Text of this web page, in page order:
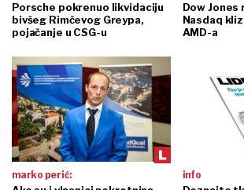
Porsche pokrenuo likvidaciju
bivšeg Rimčevog Greypa,
pojačanje u CSG-u
Dow Jones
Nasdaq
AMD-a
marko perić: info